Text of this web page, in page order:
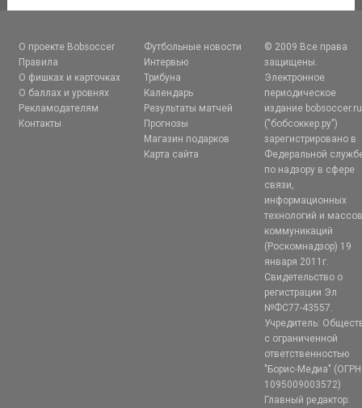
О проекте Bobsoccer
Правила
О фишках и карточках
О баллах и уровнях
Рекламодателям
Контакты
Футбольные новости
Интервью
Трибуна
Календарь
Результаты матчей
Прогнозы
Магазин подарков
Карта сайта
© 2009 Все права
защищены.
Электронное
периодическое
издание bobsoccer.ru
("бобсоккер.ру")
зарегистрировано в
Федеральной
по надзору в сфере
связи,
информационных
технологий и
коммуникаций
(Роскомнадзор) 19
января 2011г.
Свидетельство о
регистрации Эл
№ФС77-43557.
Учредитель:
с ограниченной
ответственностью
"Борис-Медиа" (ОГРН
1095009003572)
Главный редактор: